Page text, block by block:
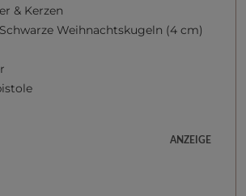
& Kerzen
Weihnachtskugeln (4 cm)
ANZEIGE